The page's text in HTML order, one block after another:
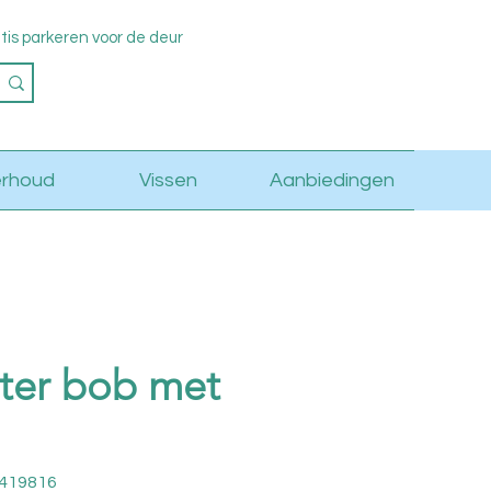
parkeren voor de deur
Vissen Aanbiedingen
bob met